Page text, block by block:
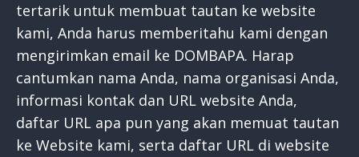
tertarik untuk membuat tautan ke website
kami, Anda harus memberitahu kami dengan
mengirimkan email ke DOMBAPA. Harap
cantumkan nama Anda, nama organisasi Anda,
informasi kontak dan URL website Anda,
daftar URL apa pun yang akan memuat tautan
ke Website kami, serta daftar URL di website